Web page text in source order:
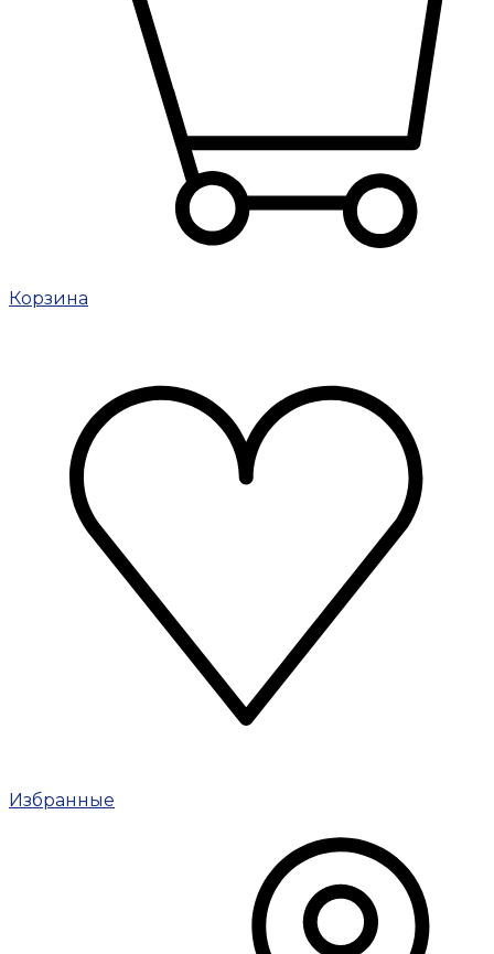
Корзина
Избранные